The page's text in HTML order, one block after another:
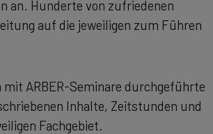
an. Hunderte von zufriedenen
auf die jeweiligen zum Führen
ARBER-Seminare durchgeführte
Inhalte, Zeitstunden und
Fachgebiet.